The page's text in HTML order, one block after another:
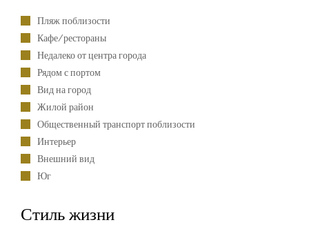
Пляж поблизости
Кафе/рестораны
Недалеко от центра города
Рядом с портом
Вид на город
Жилой район
Общественный транспорт поблизости
Интерьер
Внешний вид
Юг
Стиль жизни